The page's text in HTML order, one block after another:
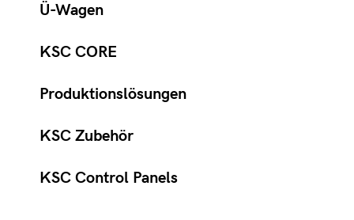
Ü-Wagen
KSC CORE
Produktionslösungen
KSC Zubehör
KSC Control Panels